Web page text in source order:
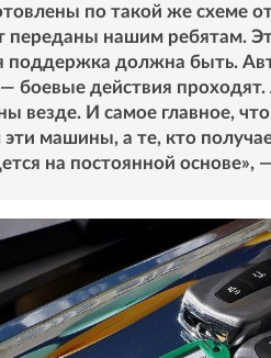
по такой же схеме
переданы нашим ребятам.
поддержка должна быть.
боевые действия проходят.
везде. И самое главное,
эти машины, а те, кто
на постоянной основе»,